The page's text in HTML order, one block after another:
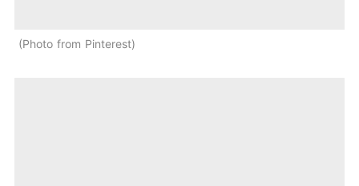
Photo from Pinterest